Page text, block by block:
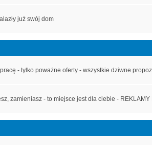
już swój dom
- tylko poważne oferty - wszystkie dziwne
zamieniasz - to miejsce jest dla ciebie - REKLAMY